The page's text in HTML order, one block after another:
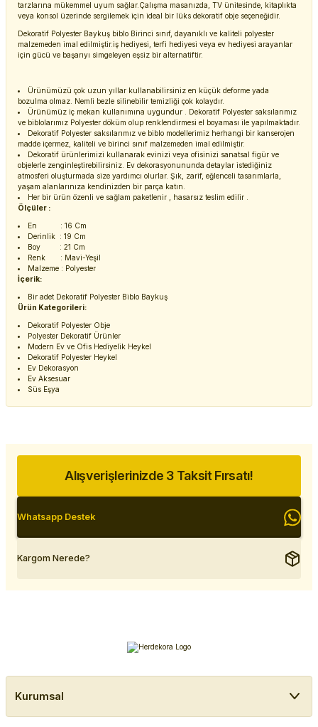
tarzlarına mükemmel uyum sağlar.Çalışma masanızda, TV ünitesinde, kitaplıkta
veya konsol üzerinde sergilemek için ideal bir lüks dekoratif obje seçeneğidir.
Dekoratif Polyester Baykuş biblo Birinci sınıf, dayanıklı ve kaliteli polyester
malzemeden imal edilmiştir.iş hediyesi, terfi hediyesi veya ev hediyesi arayanlar
için gücü ve başarıyı simgeleyen eşsiz bir alternatiftir.
Ürünümüzü çok uzun yıllar kullanabilirsiniz en küçük deforme yada
bozulma olmaz. Nemli bezle silinebilir temizliği çok kolaydır.
Ürünümüz iç mekan kullanımına uygundur . Dekoratif Polyester saksılarımız
ve biblolarımız Polyester döküm olup renklendirmesi el boyaması ile yapılmaktadır.
Dekoratif Polyester saksılarımız ve biblo modellerimiz herhangi bir kanserojen
madde içermez, kaliteli ve birinci sınıf malzemeden imal edilmiştir.
Dekoratif ürünlerimizi kullanarak evinizi veya ofisinizi sanatsal figür ve
objelerle zenginleştirebilirsiniz. Ev dekorasyonununda detaylar istediğiniz
atmosferi oluşturmada size yardımcı olurlar. Şık, zarif, eğlenceli tasarımlarla,
yaşam alanlarınıza kendinizden bir parça katın.
Her bir ürün özenli ve sağlam paketlenir , hasarsız teslim edilir .
Ölçüler :
En : 16 Cm
Derinlik : 19 Cm
Boy : 21 Cm
Renk : Mavi-Yeşil
Malzeme : Polyester
İçerik:
Bir adet Dekoratif Polyester Biblo Baykuş
Ürün Kategorileri:
Dekoratif Polyester Obje
Polyester Dekoratif Ürünler
Modern Ev ve Ofis Hediyelik Heykel
Dekoratif Polyester Heykel
Ev Dekorasyon
Ev Aksesuar
Süs Eşya
Alışverişlerinizde 3 Taksit Fırsatı!
Whatsapp Destek
Kargom Nerede?
Kurumsal